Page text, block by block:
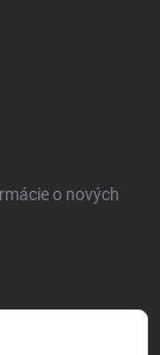
o nových